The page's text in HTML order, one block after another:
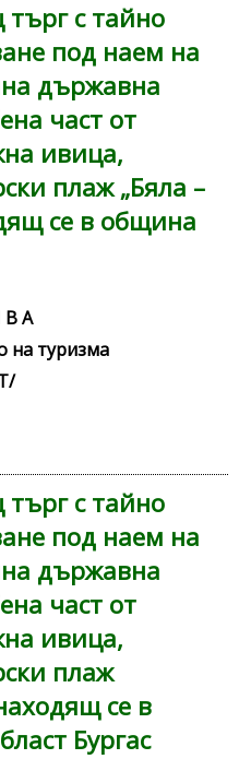
с тайно
под наем на
държавна
част от
ивица,
плаж „Бяла –
се в община
В А
на туризма
с тайно
под наем на
държавна
част от
ивица,
плаж
се в
Бургас